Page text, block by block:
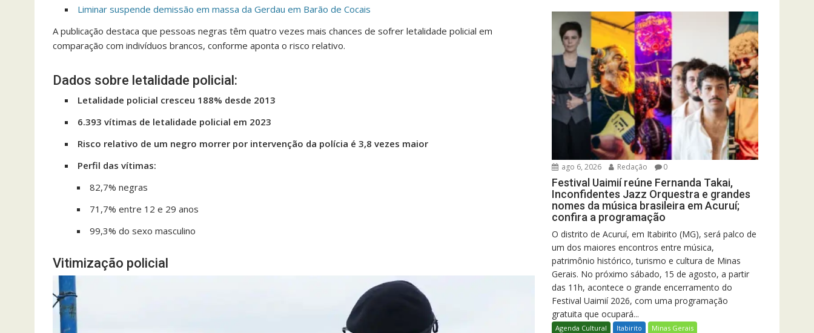
Liminar suspende demissão em massa da Gerdau em Barão de Cocais
A publicação destaca que pessoas negras têm quatro vezes mais chances de sofrer letalidade policial em
comparação com indivíduos brancos, conforme aponta o risco relativo.
Dados sobre letalidade policial:
Letalidade policial cresceu 188% desde 2013
6.393 vítimas de letalidade policial em 2023
Risco relativo de um negro morrer por intervenção da polícia é 3,8 vezes maior
Perfil das vítimas:
82,7% negras
71,7% entre 12 e 29 anos
99,3% do sexo masculino
Vitimização policial
ago 6, 2026 Redação 0
Festival Uaimií reúne Fernanda Takai,
Inconfidentes Jazz Orquestra e grandes
nomes da música brasileira em Acuruí;
confira a programação
O distrito de Acuruí, em Itabirito (MG), será palco de
um dos maiores encontros entre música,
patrimônio histórico, turismo e cultura de Minas
Gerais. No próximo sábado, 15 de agosto, a partir
das 11h, acontece o grande encerramento do
Festival Uaimií 2026, com uma programação
gratuita que ocupará...
Agenda Cultural Itabirito Minas Gerais